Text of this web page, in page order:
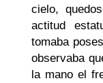
cielo,
actitud
tomaba
observaba
la mano el